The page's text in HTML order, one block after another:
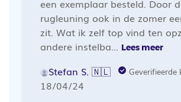
een exemplaar besteld. Door
rugleuning ook in de zomer
zit. Wat ik zelf top vind ten
andere instelba... Lees meer
Stefan S. 🇳🇱 Geverifieerde
Publicatiedatum
18/04/24